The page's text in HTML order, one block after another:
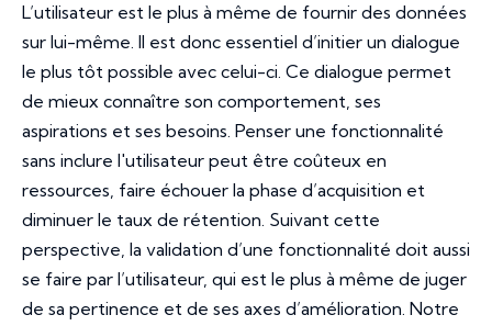
L’utilisateur est le plus à même de fournir des données
sur lui-même. Il est donc essentiel d’initier un dialogue
le plus tôt possible avec celui-ci. Ce dialogue permet
de mieux connaître son comportement, ses
aspirations et ses besoins. Penser une fonctionnalité
sans inclure l'utilisateur peut être coûteux en
ressources, faire échouer la phase d’acquisition et
diminuer le taux de rétention. Suivant cette
perspective, la validation d’une fonctionnalité doit aussi
se faire par l’utilisateur, qui est le plus à même de juger
de sa pertinence et de ses axes d’amélioration. Notre